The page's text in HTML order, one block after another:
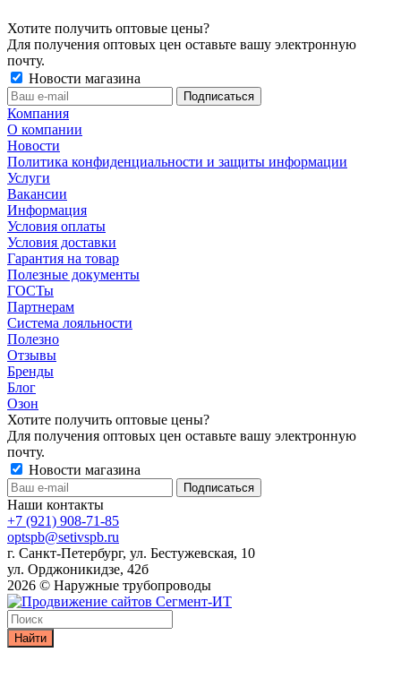
Хотите получить оптовые цены?
Для получения оптовых цен оставьте вашу электронную
почту.
Новости магазина
Компания
О компании
Новости
Политика конфиденциальности и защиты информации
Услуги
Вакансии
Информация
Условия оплаты
Условия доставки
Гарантия на товар
Полезные документы
ГОСТы
Партнерам
Система лояльности
Полезно
Отзывы
Бренды
Блог
Озон
Хотите получить оптовые цены?
Для получения оптовых цен оставьте вашу электронную
почту.
Новости магазина
Наши контакты
+7 (921) 908-71-85
optspb@setivspb.ru
г. Санкт-Петербург, ул. Бестужевская, 10
ул. Орджоникидзе, 42б
2026 © Наружные трубопроводы
Найти